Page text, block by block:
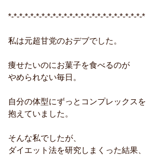
*-*-*-*-*-*-*-*-*-*-*-*-*-*-*-*-*-*-*-*-*-*-*-*-*
私は元超甘党のおデブでした。
痩せたいのにお菓子を食べるのが
やめられない毎日。
自分の体型にずっとコンプレックスを
抱えていました。
そんな私でしたが、
ダイエット法を研究しまくった結果、